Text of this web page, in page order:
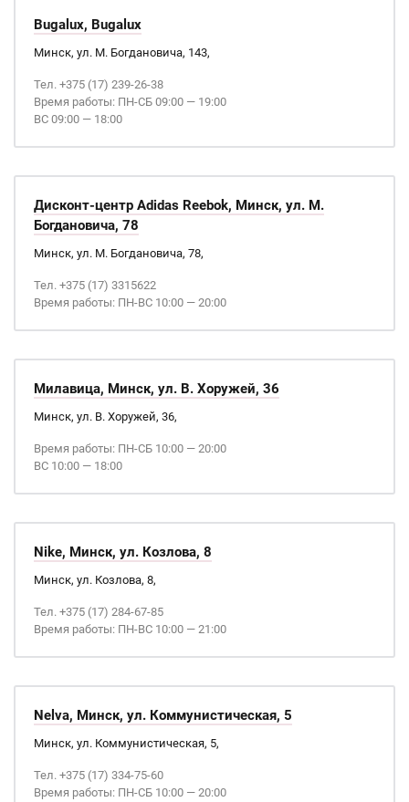
Bugalux, Bugalux
Минск, ул. М. Богдановича, 143,
Тел. +375 (17) 239-26-38
Время работы: ПН-СБ 09:00 — 19:00
ВС 09:00 — 18:00
Дисконт-центр Adidas Reebok, Минск, ул. М.
Богдановича, 78
Минск, ул. М. Богдановича, 78,
Тел. +375 (17) 3315622
Время работы: ПН-ВС 10:00 — 20:00
Милавица, Минск, ул. В. Хоружей, 36
Минск, ул. В. Хоружей, 36,
Время работы: ПН-СБ 10:00 — 20:00
ВС 10:00 — 18:00
Nike, Минск, ул. Козлова, 8
Минск, ул. Козлова, 8,
Тел. +375 (17) 284-67-85
Время работы: ПН-ВС 10:00 — 21:00
Nelva, Минск, ул. Коммунистическая, 5
Минск, ул. Коммунистическая, 5,
Тел. +375 (17) 334-75-60
Время работы: ПН-СБ 10:00 — 20:00